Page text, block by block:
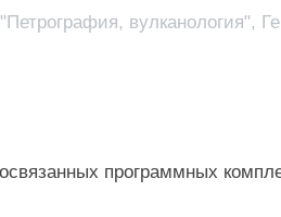
вулканология",
программных